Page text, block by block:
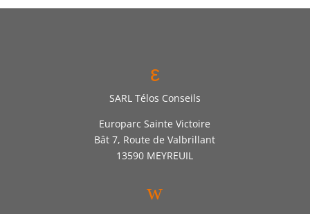
ε
SARL Télos Conseils
Europarc Sainte Victoire
Bât 7, Route de Valbrillant
13590 MEYREUIL
w